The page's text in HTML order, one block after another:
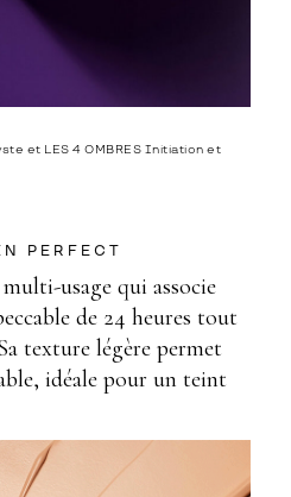
et LES 4 OMBRES Initiation et
PERFECT
usage qui associe
de 24 heures tout
texture légère permet
idéale pour un teint